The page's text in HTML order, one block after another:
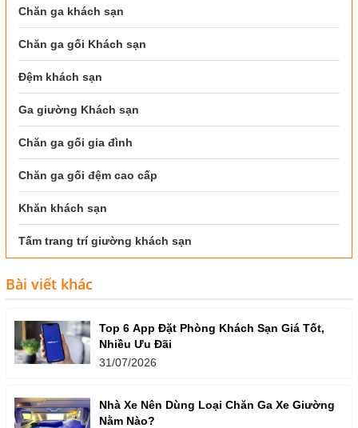
Chăn ga khách sạn
Chăn ga gối Khách sạn
Đệm khách sạn
Ga giường Khách sạn
Chăn ga gối gia đình
Chăn ga gối đệm cao cấp
Khăn khách sạn
Tấm trang trí giường khách sạn
Bài viết khác
Top 6 App Đặt Phòng Khách Sạn Giá Tốt,
Nhiều Ưu Đãi
31/07/2026
Nhà Xe Nên Dùng Loại Chăn Ga Xe Giường
Nằm Nào?